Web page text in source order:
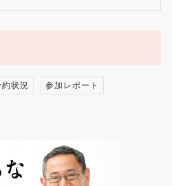
約状況 参加レポート